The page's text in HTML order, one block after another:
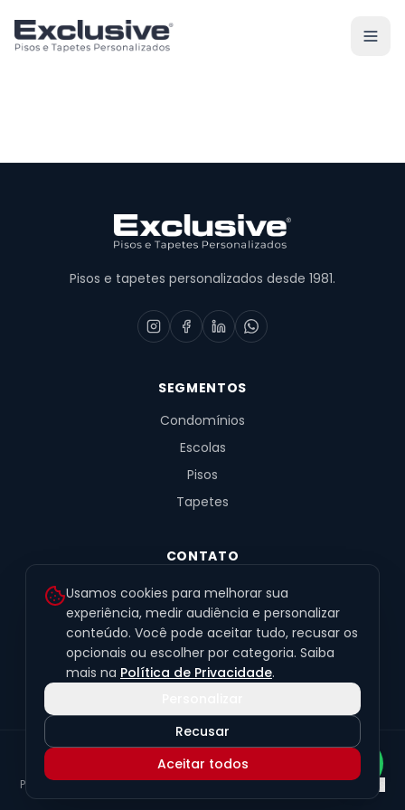
Pisos e tapetes personalizados desde 1981.
SEGMENTOS
Condomínios
Escolas
Pisos
Tapetes
CONTATO
R. Fernandes de Barros, 491, Sala 4
Alto da XV · Curitiba/PR · 80040-060
(41) 99201-6050
contato@exclusivetapetes.com.br
© 2026 Exclusive Pisos e Tapetes Personalizados
45.563.259/0001-89
Política de PrivacidadeTermos de UsoLGPDPreferências de cookies
Usamos cookies para melhorar sua
experiência, medir audiência e personalizar
conteúdo. Você pode aceitar tudo, recusar os
opcionais ou escolher por categoria. Saiba
mais na Política de Privacidade.
Recusar
Aceitar todos